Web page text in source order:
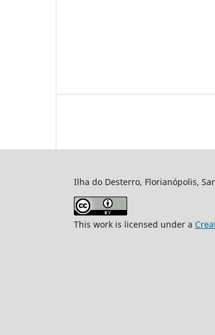
Ilha do Desterro, Florianópolis,
This work is licensed under a